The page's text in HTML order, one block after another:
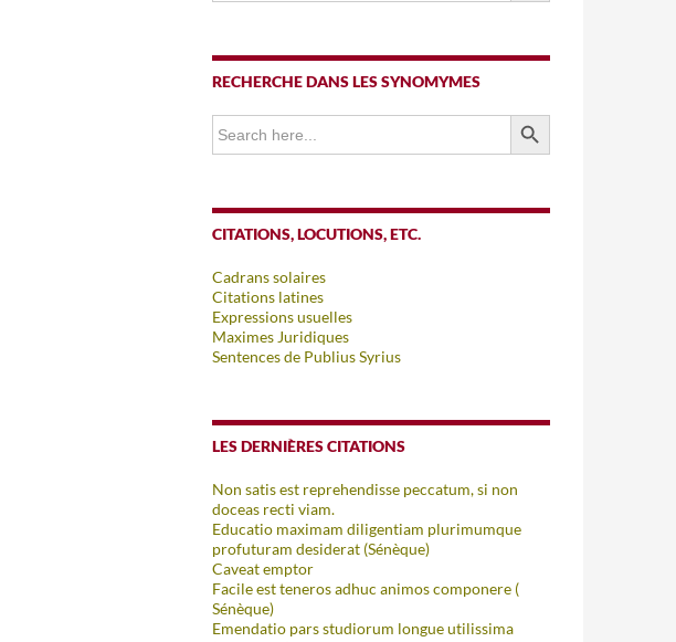
RECHERCHE DANS LES SYNOMYMES
Search
for:
SEARCH BUTTON
CITATIONS, LOCUTIONS, ETC.
Cadrans solaires
Citations latines
Expressions usuelles
Maximes Juridiques
Sentences de Publius Syrius
LES DERNIÈRES CITATIONS
Non satis est reprehendisse peccatum, si non
doceas recti viam.
Educatio maximam diligentiam plurimumque
profuturam desiderat (Sénèque)
Caveat emptor
Facile est teneros adhuc animos componere (
Sénèque)
Emendatio pars studiorum longue utilissima